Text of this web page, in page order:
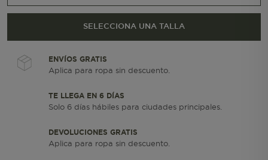
SELECCIONA UNA TALLA
ENVÍOS GRATIS
Aplica para ropa sin descuento.
TE LLEGA EN 6 DÍAS
Solo 6 días hábiles para ciudades principales.
DEVOLUCIONES GRATIS
Aplica para ropa sin descuento.